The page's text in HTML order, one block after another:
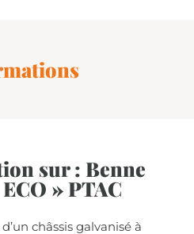
sur : Benne
» PTAC
châssis galvanisé à